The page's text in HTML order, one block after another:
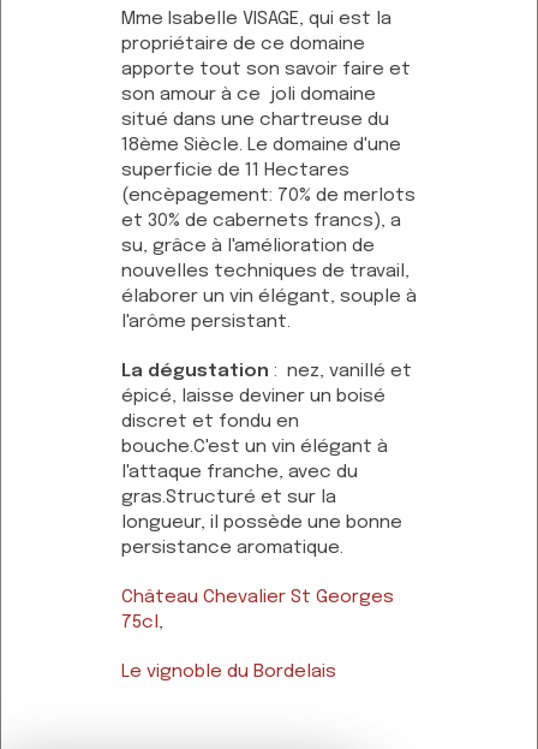
Mme Isabelle VISAGE, qui est la
propriétaire de ce domaine
apporte tout son savoir faire et
son amour à ce joli domaine
situé dans une chartreuse du
18ème Siècle. Le domaine d'une
superficie de 11 Hectares
(encèpagement: 70% de merlots
et 30% de cabernets francs), a
su, grâce à l'amélioration de
nouvelles techniques de travail,
élaborer un vin élégant, souple à
l'arôme persistant.
La dégustation : nez, vanillé et
épicé, laisse deviner un boisé
discret et fondu en
bouche.C'est un vin élégant à
l'attaque franche, avec du
gras.Structuré et sur la
longueur, il possède une bonne
persistance aromatique.
Château Chevalier St Georges
75cl ,
Le vignoble du Bordelais